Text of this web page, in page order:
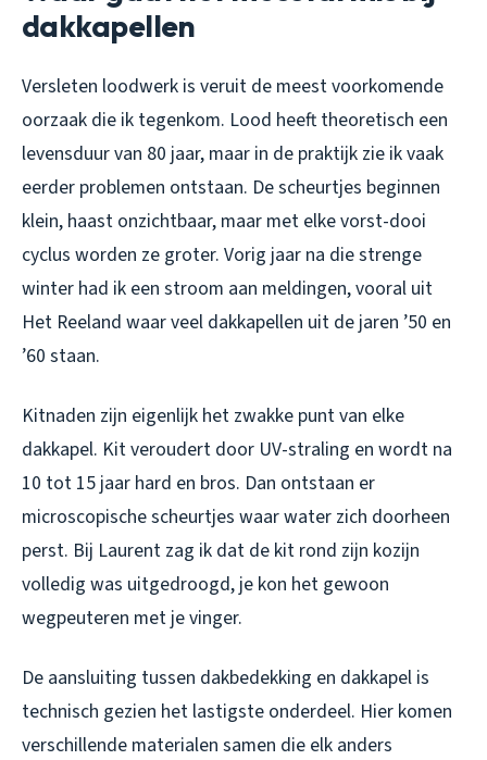
dakkapellen
Versleten loodwerk is veruit de meest voorkomende
oorzaak die ik tegenkom. Lood heeft theoretisch een
levensduur van 80 jaar, maar in de praktijk zie ik vaak
eerder problemen ontstaan. De scheurtjes beginnen
klein, haast onzichtbaar, maar met elke vorst-dooi
cyclus worden ze groter. Vorig jaar na die strenge
winter had ik een stroom aan meldingen, vooral uit
Het Reeland waar veel dakkapellen uit de jaren ’50 en
’60 staan.
Kitnaden zijn eigenlijk het zwakke punt van elke
dakkapel. Kit veroudert door UV-straling en wordt na
10 tot 15 jaar hard en bros. Dan ontstaan er
microscopische scheurtjes waar water zich doorheen
perst. Bij Laurent zag ik dat de kit rond zijn kozijn
volledig was uitgedroogd, je kon het gewoon
wegpeuteren met je vinger.
De aansluiting tussen dakbedekking en dakkapel is
technisch gezien het lastigste onderdeel. Hier komen
verschillende materialen samen die elk anders